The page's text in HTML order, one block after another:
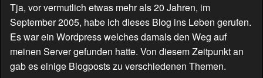
Tja, vor vermutlich etwas mehr als 20 Jahren, im
September 2005, habe ich dieses Blog ins Leben gerufen.
Es war ein Wordpress welches damals den Weg auf
meinen Server gefunden hatte. Von diesem Zeitpunkt an
gab es einige Blogposts zu verschiedenen Themen.